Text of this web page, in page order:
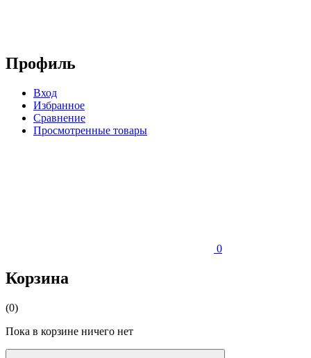
Профиль
Вход
Избранное
Сравнение
Просмотренные товары
0
Корзина
(0)
Пока в корзине ничего нет